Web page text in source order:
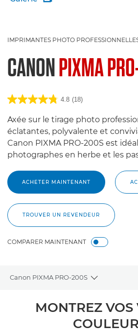
IMPRIMANTES PHOTO
CANONPIXMA
4.8 (18)
Axée sur le tirage photo
éclatantes, polyvalente et
Canon PIXMA PRO-200S est
photographes en herbe et les
ACHETER MAINTENANT
TROUVER UN REVENDEUR
COMPARER MAINTENANT
Canon PIXMA PRO-200S
Toggle
PrésentationMONTREZ VOS